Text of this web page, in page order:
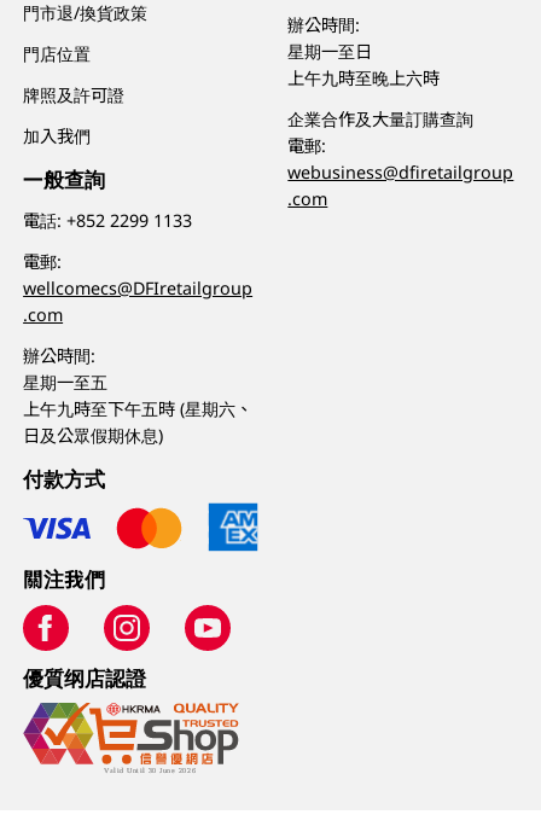
門市退/換貨政策
門店位置
牌照及許可證
加入我們
一般查詢
電話:+852 2299 1133
電郵:
wellcomecs@DFIretailgroup
.com
辦公時間:
星期一至五
上午九時至下午五時 (星期六、
日及公眾假期休息)
辦公時間:
星期一至日
上午九時至晚上六時
企業合作及大量訂購查詢
電郵:
webusiness@dfiretailgroup
.com
付款方式
關注我們
優質纲店認證